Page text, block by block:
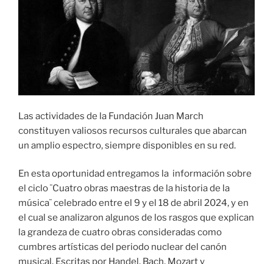
Las actividades de la Fundación Juan March
constituyen valiosos recursos culturales que abarcan
un amplio espectro, siempre disponibles en su red.
En esta oportunidad entregamos la información sobre
el ciclo ¨Cuatro obras maestras de la historia de la
música¨ celebrado entre el 9 y el 18 de abril 2024, y en
el cual se analizaron algunos de los rasgos que explican
la grandeza de cuatro obras consideradas como
cumbres artísticas del periodo nuclear del canón
musical. Escritas por Handel, Bach, Mozart y